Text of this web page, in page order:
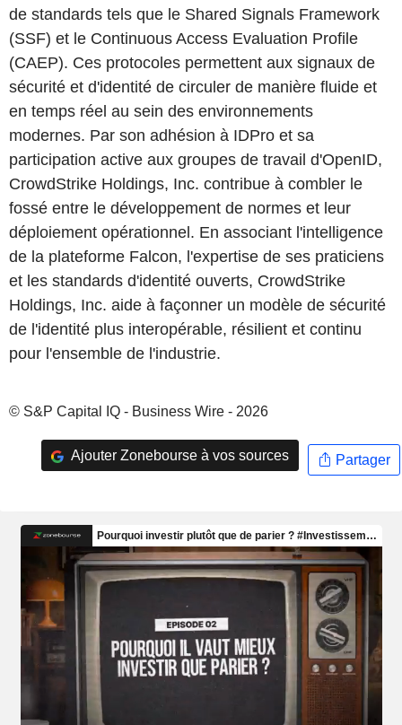
de standards tels que le Shared Signals Framework
(SSF) et le Continuous Access Evaluation Profile
(CAEP). Ces protocoles permettent aux signaux de
sécurité et d'identité de circuler de manière fluide et
en temps réel au sein des environnements
modernes. Par son adhésion à IDPro et sa
participation active aux groupes de travail d'OpenID,
CrowdStrike Holdings, Inc. contribue à combler le
fossé entre le développement de normes et leur
déploiement opérationnel. En associant l'intelligence
de la plateforme Falcon, l'expertise de ses praticiens
et les standards d'identité ouverts, CrowdStrike
Holdings, Inc. aide à façonner un modèle de sécurité
de l'identité plus interopérable, résilient et continu
pour l'ensemble de l'industrie.
© S&P Capital IQ - Business Wire - 2026
Ajouter Zonebourse à vos sources Partager